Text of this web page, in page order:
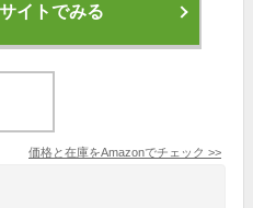
イトでみる
価格と在庫をAmazonでチェック >>